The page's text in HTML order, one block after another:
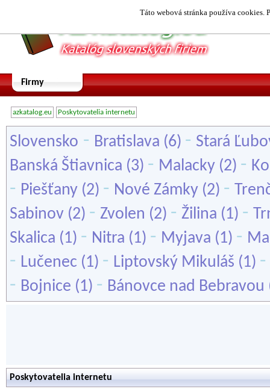
Táto webová stránka používa cookies.
Firmy
azkatalog.eu Poskytovatelia internetu
Slovensko - Bratislava (6) - Stará
Banská Štiavnica (3) - Malacky (2) -
- Piešťany (2) - Nové Zámky (2) -
Sabinov (2) - Zvolen (2) - Žilina (1) -
Skalica (1) - Nitra (1) - Myjava (1) -
- Lučenec (1) - Liptovský Mikuláš (1) -
- Bojnice (1) - Bánovce nad Bebravou
Poskytovatelia internetu